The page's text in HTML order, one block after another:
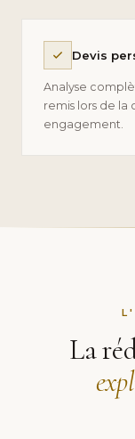
Devis
Analyse
remis lors de la
engagement.
La